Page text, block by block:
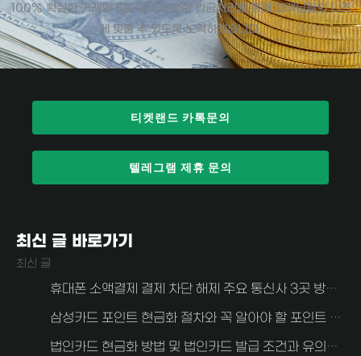
100% 확실한 거래와 5분 이내 신속한 입금처리를 통해 고객님들의 니즈
에 맞출 수 있도록 노력하겠습니다.
티켓랜드 카톡문의
텔레그램 제휴 문의
최신 글 바로가기
최신 글
휴대폰 소액결제 결제 차단 해제 주요 통신사 3곳 방법 알아보자 (SKT, KT, LG U+)
삼성카드 포인트 현금화 절차와 꼭 알아야 할 포인트 현금화 주의사항
법인카드 현금화 방법 및 법인카드 발급 조건과 유의사항 알아보자